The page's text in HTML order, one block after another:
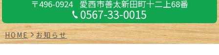
〒496-0924 愛西市善太新田町十二上68番
0567-33-0015
HOME お知らせ